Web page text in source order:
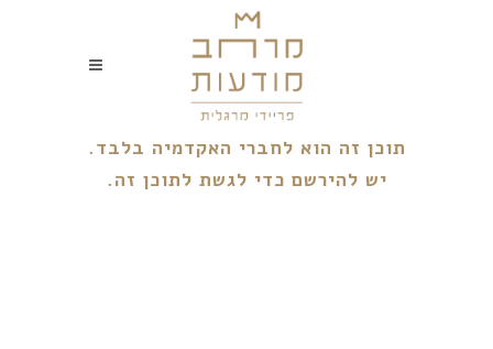
תוכן זה הוא לחברי האקדמיה בלבד.
יש להירשם כדי לגשת לתוכן זה.